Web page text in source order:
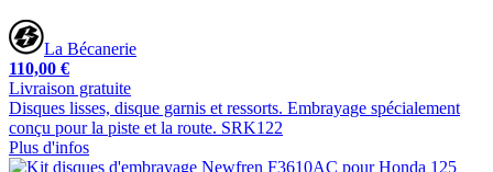
La Bécanerie
110,00 €
Livraison gratuite
Disques lisses, disque garnis et ressorts. Embrayage spécialement
conçu pour la piste et la route. SRK122
Plus d'infos